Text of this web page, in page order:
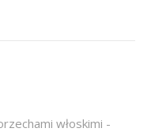
włoskimi -